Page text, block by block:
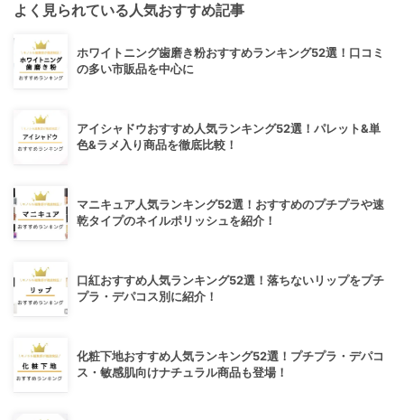
よく見られている人気おすすめ記事
ホワイトニング歯磨き粉おすすめランキング52選！口コミ
の多い市販品を中心に
アイシャドウおすすめ人気ランキング52選！パレット&単
色&ラメ入り商品を徹底比較！
マニキュア人気ランキング52選！おすすめのプチプラや速
乾タイプのネイルポリッシュを紹介！
口紅おすすめ人気ランキング52選！落ちないリップをプチ
プラ・デパコス別に紹介！
化粧下地おすすめ人気ランキング52選！プチプラ・デパコ
ス・敏感肌向けナチュラル商品も登場！